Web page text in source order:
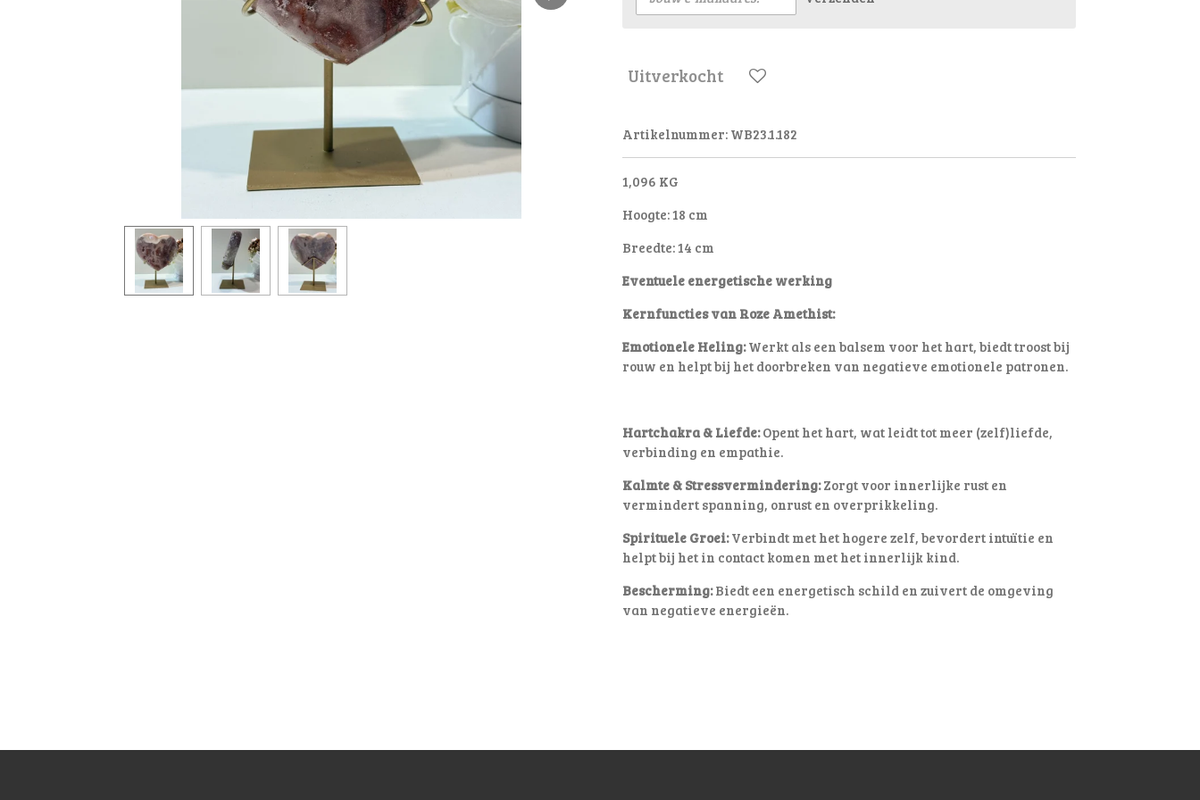
Uitverkocht
Artikelnummer: WB23.1.182
1,096 KG
Hoogte: 18 cm
Breedte: 14 cm
Eventuele energetische werking
Kernfuncties van Roze Amethist:
Emotionele Heling:Werkt als een balsem voor het hart, biedt troost bij
rouw en helpt bij het doorbreken van negatieve emotionele patronen.
Hartchakra & Liefde:Opent het hart, wat leidt tot meer (zelf)liefde,
verbinding en empathie.
Kalmte & Stressvermindering:Zorgt voor innerlijke rust en
vermindert spanning, onrust en overprikkeling.
Spirituele Groei:Verbindt met het hogere zelf, bevordert intuïtie en
helpt bij het in contact komen met het innerlijk kind.
Bescherming:Biedt een energetisch schild en zuivert de omgeving
van negatieve energieën.